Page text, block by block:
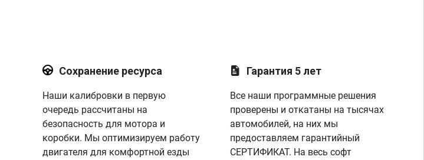
Сохранение ресурса
Наши калибровки в первую
очередь рассчитаны на
безопасность для мотора и
коробки. Мы оптимизируем работу
двигателя для комфортной езды
Гарантия 5 лет
Все наши программные решения
проверены и откатаны на тысячах
автомобилей, на них мы
предоставляем гарантийный
СЕРТИФИКАТ. На весь софт